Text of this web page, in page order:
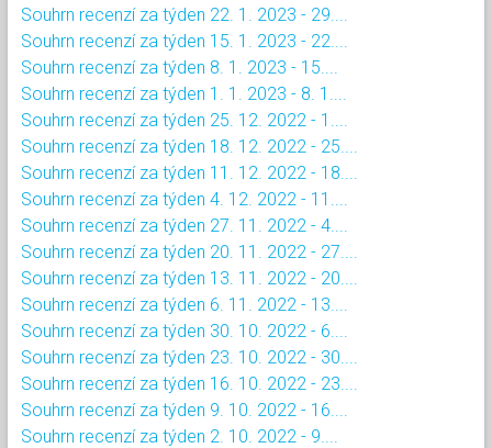
Souhrn recenzí za týden 22. 1. 2023 - 29....
Souhrn recenzí za týden 15. 1. 2023 - 22....
Souhrn recenzí za týden 8. 1. 2023 - 15....
Souhrn recenzí za týden 1. 1. 2023 - 8. 1....
Souhrn recenzí za týden 25. 12. 2022 - 1....
Souhrn recenzí za týden 18. 12. 2022 - 25....
Souhrn recenzí za týden 11. 12. 2022 - 18....
Souhrn recenzí za týden 4. 12. 2022 - 11....
Souhrn recenzí za týden 27. 11. 2022 - 4....
Souhrn recenzí za týden 20. 11. 2022 - 27....
Souhrn recenzí za týden 13. 11. 2022 - 20....
Souhrn recenzí za týden 6. 11. 2022 - 13....
Souhrn recenzí za týden 30. 10. 2022 - 6....
Souhrn recenzí za týden 23. 10. 2022 - 30....
Souhrn recenzí za týden 16. 10. 2022 - 23....
Souhrn recenzí za týden 9. 10. 2022 - 16....
Souhrn recenzí za týden 2. 10. 2022 - 9....